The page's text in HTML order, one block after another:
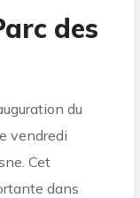
des
du
vendredi
Cet
dans